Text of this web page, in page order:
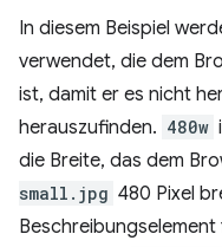
In diesem Beispiel
verwendet, die dem
ist, damit er es nicht
herauszufinden. 480w
die Breite, das dem
small.jpg 480 Pixel